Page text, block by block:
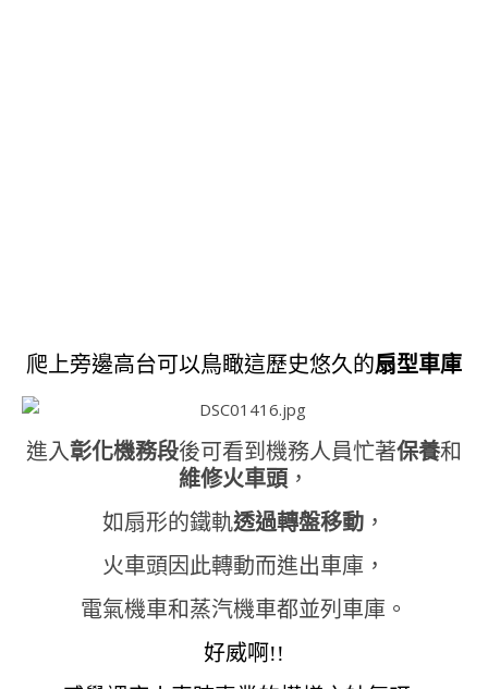
爬上旁邊高台可以鳥瞰這歷史悠久的扇型車庫
進入彰化機務段後可看到機務人員忙著保養和
維修火車頭 ，
如扇形的鐵軌透過轉盤移動 ，
火車頭因此轉動而進出車庫，
電氣機車和蒸汽機車都並列車庫。
好威啊!!